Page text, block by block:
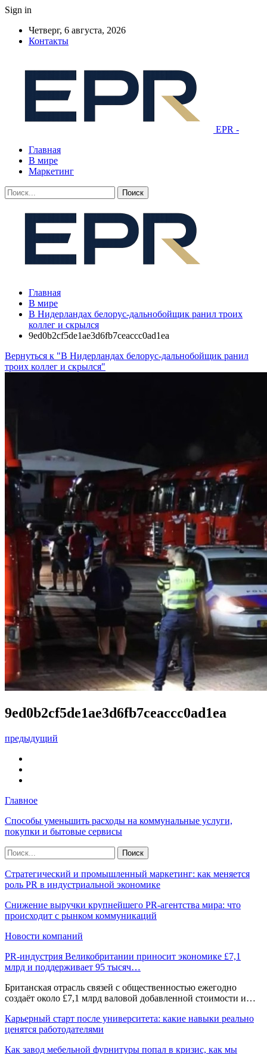
Sign in
Четверг, 6 августа, 2026
Контакты
EPR -
Главная
В мире
Маркетинг
Главная
В мире
В Нидерландах белорус-дальнобойщик ранил троих
коллег и скрылся
9ed0b2cf5de1ae3d6fb7ceaccc0ad1ea
Вернуться к "В Нидерландах белорус-дальнобойщик ранил
троих коллег и скрылся"
9ed0b2cf5de1ae3d6fb7ceaccc0ad1ea
предыдущий
Главное
Способы уменьшить расходы на коммунальные услуги,
покупки и бытовые сервисы
Стратегический и промышленный маркетинг: как меняется
роль PR в индустриальной экономике
Снижение выручки крупнейшего PR-агентства мира: что
происходит с рынком коммуникаций
Новости компаний
PR-индустрия Великобритании приносит экономике £7,1
млрд и поддерживает 95 тысяч…
Британская отрасль связей с общественностью ежегодно
создаёт около £7,1 млрд валовой добавленной стоимости и…
Карьерный старт после университета: какие навыки реально
ценятся работодателями
Как завод мебельной фурнитуры попал в кризис, как мы